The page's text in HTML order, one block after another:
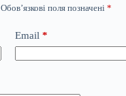
Обов’язкові поля позначені *
Email *